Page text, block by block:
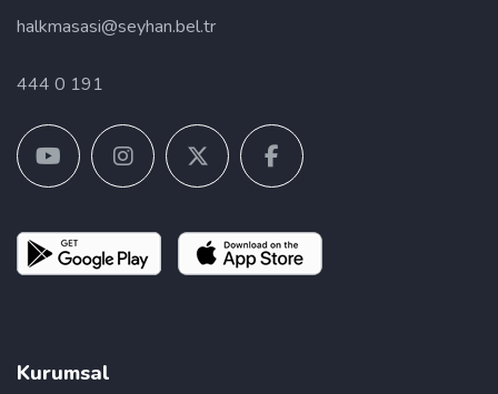
halkmasasi@seyhan.bel.tr
444 0 191
Kurumsal